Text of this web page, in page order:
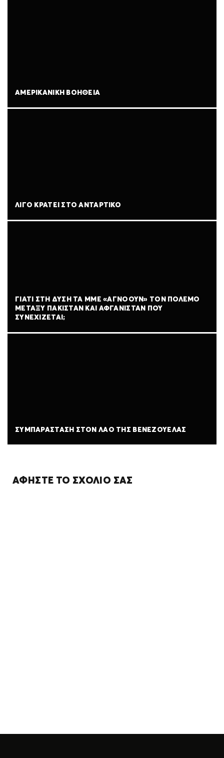
ΑΜΕΡΙΚΑΝΙΚΉ ΒΟΉΘΕΙΑ
ΛΊΓΟ ΚΡΆΤΕΙ ΣΤΟ ΑΝΤΆΡΤΙΚΟ
ΓΙΑΤΊ ΣΤΗ ΔΎΣΗ ΤΑ ΜΜΕ «ΑΓΝΟΟΎΝ» ΤΟΝ ΠΌΛΕΜΟ
ΜΕΤΑΞΎ ΠΑΚΙΣΤΆΝ ΚΑΙ ΑΦΓΑΝΙΣΤΆΝ ΠΟΥ
ΣΥΝΕΧΊΖΕΤΑΙ;
ΣΥΜΠΑΡΆΣΤΑΣΗ ΣΤΟΝ ΛΑΌ ΤΗΣ ΒΕΝΕΖΟΥΈΛΑΣ
ΑΦΉΣΤΕ ΤΟ ΣΧΌΛΙΌ ΣΑΣ